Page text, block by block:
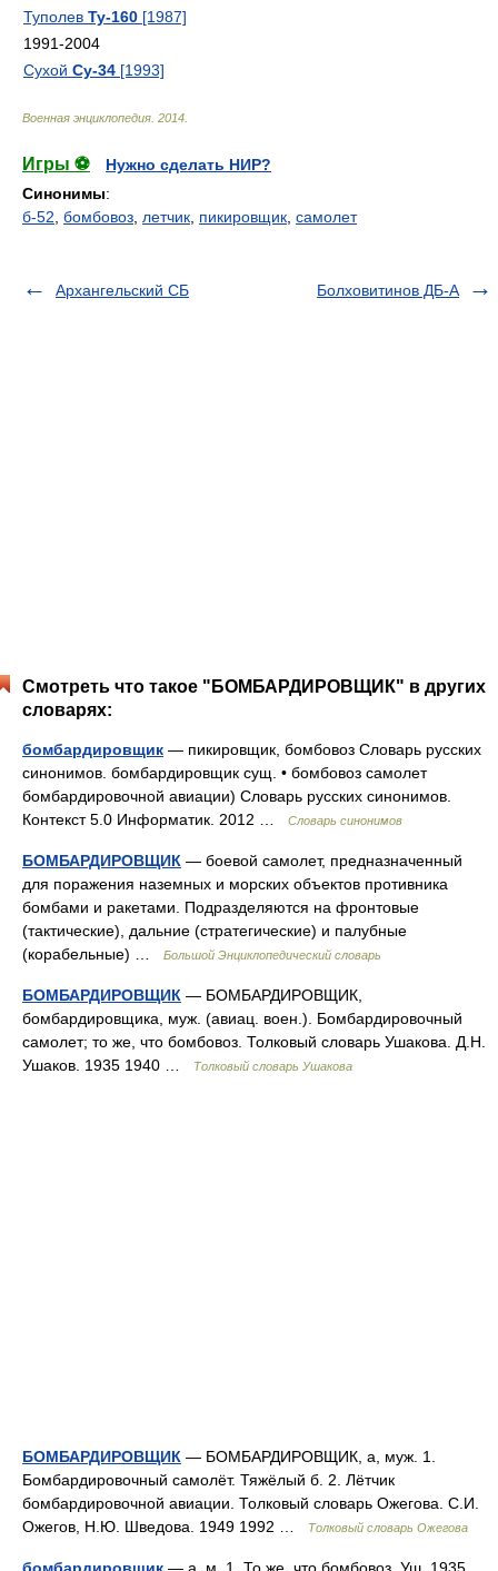
Туполев Ту-160 [1987]
1991-2004
Сухой Су-34 [1993]
Военная энциклопедия 2014
Игры ⚽
Нужно сделать НИР?
Синонимы:
б-52 бомбовоз летчик пикировщик самолет
Архангельский СБ Болховитинов ДБ-А
Смотреть что такое "БОМБАРДИРОВЩИК" в других
словарях:
бомбардировщик — пикировщик, бомбовоз Словарь русских
синонимов. бомбардировщик сущ. • бомбовоз самолет
бомбардировочной авиации) Словарь русских синонимов.
Контекст 5.0 Информатик. 2012 …
Словарь синонимов
БОМБАРДИРОВЩИК — боевой самолет, предназначенный
для поражения наземных и морских объектов противника
бомбами и ракетами. Подразделяются на фронтовые
(тактические), дальние (стратегические) и палубные
(корабельные) …
Большой Энциклопедический словарь
БОМБАРДИРОВЩИК — БОМБАРДИРОВЩИК,
бомбардировщика, муж. (авиац. воен.). Бомбардировочный
самолет; то же, что бомбовоз. Толковый словарь Ушакова. Д.Н.
Ушаков. 1935 1940 …
Толковый словарь Ушакова
БОМБАРДИРОВЩИК — БОМБАРДИРОВЩИК, а, муж. 1.
Бомбардировочный самолёт. Тяжёлый б. 2. Лётчик
бомбардировочной авиации. Толковый словарь Ожегова. С.И.
Ожегов, Н.Ю. Шведова. 1949 1992 …
Толковый словарь Ожегова